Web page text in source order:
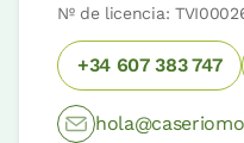
Nº de licencia:
+34 607 383 747